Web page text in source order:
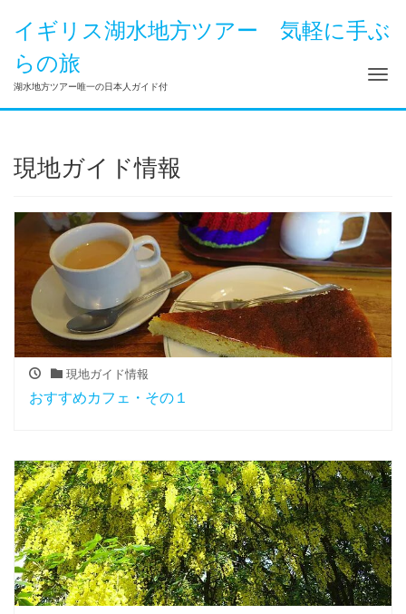
イギリス湖水地方ツアー 気軽に手ぶ
らの旅
湖水地方ツアー唯一の日本人ガイド付
現地ガイド情報
現地ガイド情報
おすすめカフェ・その１